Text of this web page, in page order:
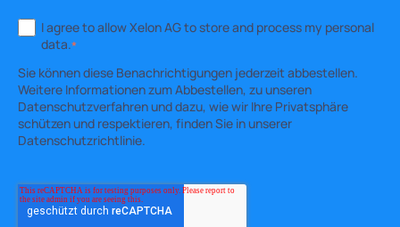
I agree to allow Xelon AG to store and process my personal
data.*
Sie können diese Benachrichtigungen jederzeit abbestellen.
Weitere Informationen zum Abbestellen, zu unseren
Datenschutzverfahren und dazu, wie wir Ihre Privatsphäre
schützen und respektieren, finden Sie in unserer
Datenschutzrichtlinie.